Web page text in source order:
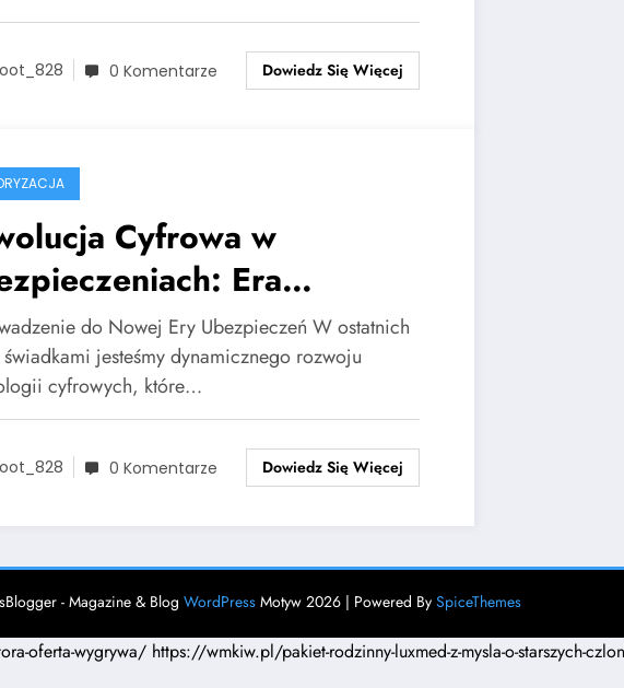
0 Komentarze Dowiedz Się Więcej
Cyfrowa w
Era
OC
do Nowej Ery Ubezpieczeń W ostatnich
świadkami jesteśmy dynamicznego rozwoju
cyfrowych, które…
0 Komentarze Dowiedz Się Więcej
- Magazine & Blog WordPress Motyw 2026 | Powered By SpiceThemes
oferta-wygrywa/ https://wmkiw.pl/pakiet-rodzinny-luxmed-z-mysla-o-starszych-